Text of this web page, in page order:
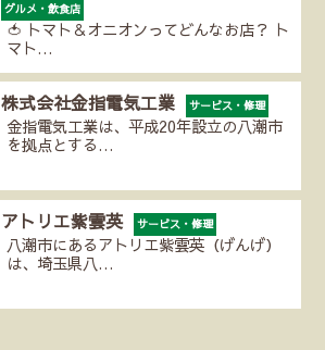
グルメ・飲食店
🍅 トマト＆オニオンってどんなお店？ ト
マト…
株式会社金指電気工業 サービス・修理
金指電気工業は、平成20年設立の八潮市
を拠点とする…
アトリエ紫雲英 サービス・修理
八潮市にあるアトリエ紫雲英（げんげ）
は、埼玉県八…